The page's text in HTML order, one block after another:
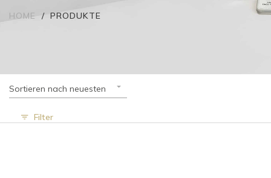
HOME PRODUKTE
Sortieren nach neuesten
Filter